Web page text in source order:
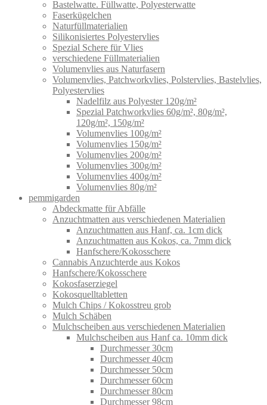
Bastelwatte. Füllwatte, Polyesterwatte
Faserkügelchen
Naturfüllmaterialien
Silikonisiertes Polyestervlies
Spezial Schere für Vlies
verschiedene Füllmaterialien
Volumenvlies aus Naturfasern
Volumenvlies, Patchworkvlies, Polstervlies, Bastelvlies,
Polyestervlies
Nadelfilz aus Polyester 120g/m²
Spezial Patchworkvlies 60g/m², 80g/m²,
120g/m², 150g/m²
Volumenvlies 100g/m²
Volumenvlies 150g/m²
Volumenvlies 200g/m²
Volumenvlies 300g/m²
Volumenvlies 400g/m²
Volumenvlies 80g/m²
pemmigarden
Abdeckmatte für Abfälle
Anzuchtmatten aus verschiedenen Materialien
Anzuchtmatten aus Hanf, ca. 1cm dick
Anzuchtmatten aus Kokos, ca. 7mm dick
Hanfschere/Kokosschere
Cannabis Anzuchterde aus Kokos
Hanfschere/Kokosschere
Kokosfaserziegel
Kokosquelltabletten
Mulch Chips / Kokosstreu grob
Mulch Schäben
Mulchscheiben aus verschiedenen Materialien
Mulchscheiben aus Hanf ca. 10mm dick
Durchmesser 30cm
Durchmesser 40cm
Durchmesser 50cm
Durchmesser 60cm
Durchmesser 80cm
Durchmesser 98cm